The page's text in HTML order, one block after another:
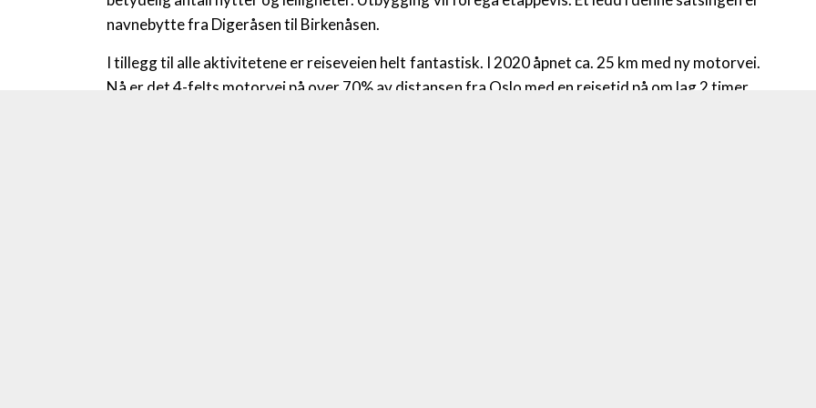
navnebytte fra Digeråsen til Birkenåsen.
I tillegg til alle aktivitetene er reiseveien helt fantastisk. I 2020 åpnet ca. 25 km med ny motorvei.
Nå er det 4-felts motorvei på over 70% av distansen fra Oslo med en reisetid på om lag 2 timer.